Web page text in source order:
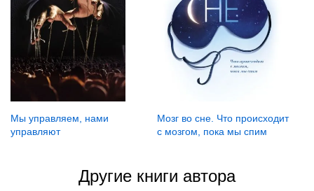
Мы управляем, нами
управляют
Мозг во сне. Что происходит
с мозгом, пока мы спим
Другие книги автора